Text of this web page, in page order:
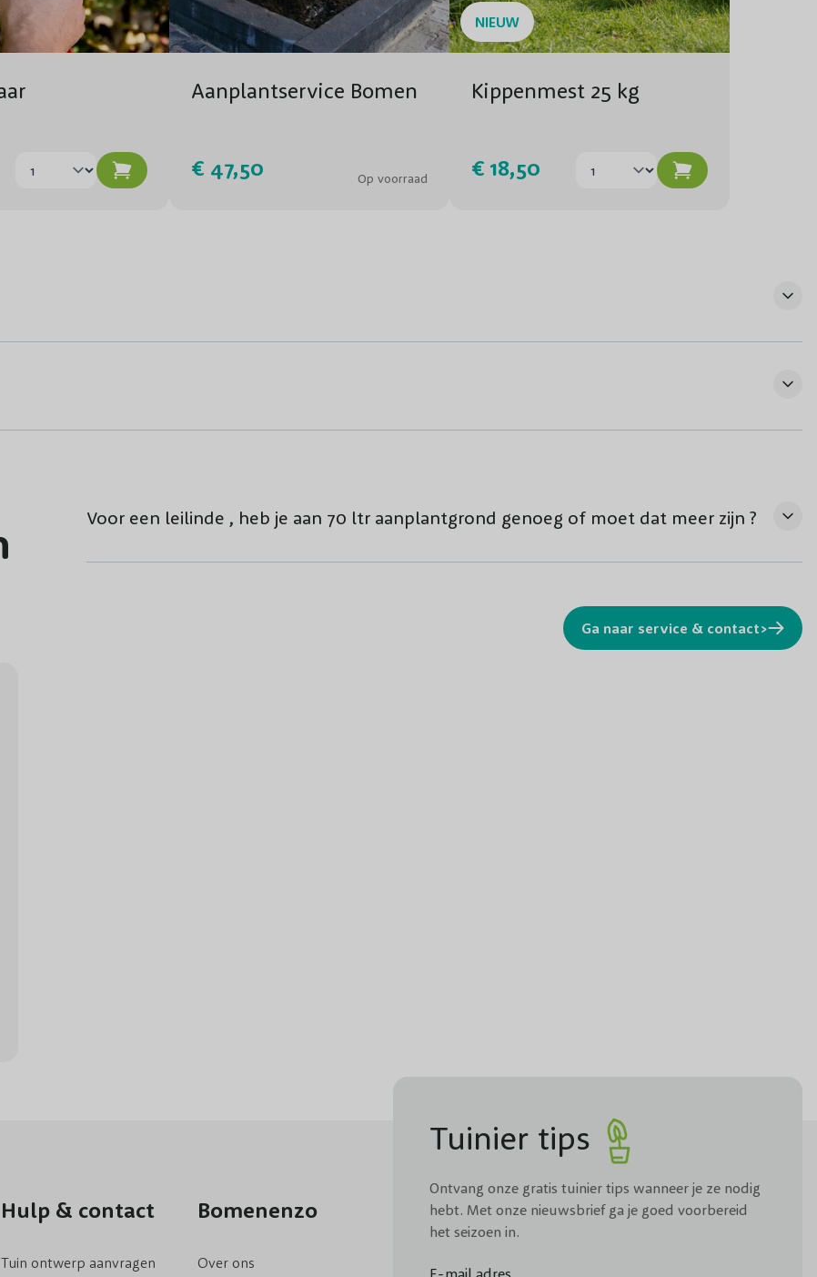
Aanplantservice Bomen
€ 47,50 Op voorraad
NIEUW
Kippenmest 25 kg
€ 18,50
Voor een leilinde , heb je aan 70 ltr aanplantgrond genoeg of moet dat meer zijn ?
Ga naar service & contact>
Hulp & contact
Tuin ontwerp aanvragen
Bomenenzo
Over ons
Tuinier tips
Ontvang onze gratis tuinier tips wanneer je ze nodig
hebt. Met onze nieuwsbrief ga je goed voorbereid
het seizoen in.
E-mail adres